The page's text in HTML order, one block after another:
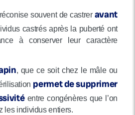
souvent de castrer avant
castrés après la puberté ont
à conserver leur caractère
, que ce soit chez le mâle ou
permet de supprimer
entre congénères que l’on
les individus entiers.